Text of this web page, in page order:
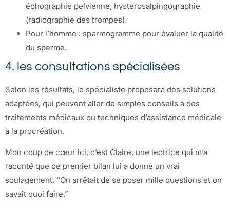
échographie pelvienne, hystérosalpingographie
(radiographie des trompes).
Pour l’homme : spermogramme pour évaluer la qualité
du sperme.
4. les consultations spécialisées
Selon les résultats, le spécialiste proposera des solutions
adaptées, qui peuvent aller de simples conseils à des
traitements médicaux ou techniques d’assistance médicale
à la procréation.
Mon coup de cœur ici, c’est Claire, une lectrice qui m’a
raconté que ce premier bilan lui a donné un vrai
soulagement. “On arrêtait de se poser mille questions et on
savait quoi faire.”